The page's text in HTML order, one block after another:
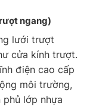
ngang)
lưới trượt
cửa kính trượt.
điện cao cấp
môi trường,
lớp nhựa